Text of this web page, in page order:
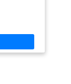
de l'article